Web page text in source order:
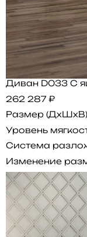
Диван D033 С
262 287 ₽
Размер (ДхШхВ)
Уровень
Система
Изменение